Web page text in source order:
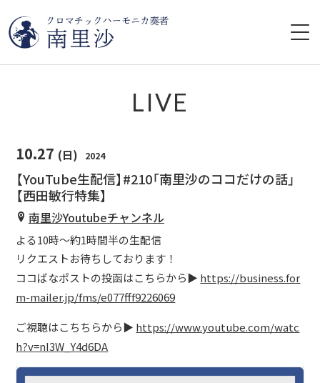
レッスン
YouTube
ブログ
お問い合わせ
LIVE
10.27 (日) 2024
【YouTube生配信】#210「南里沙のココだけの話」
【西田敏行特集】
南里沙Youtubeチャンネル
よる10時〜約1時間半の生配信
リクエストお待ちしております！
ココばなポストの投函はこちらから▶︎ https://business.for
m-mailer.jp/fms/e077fff9226069
ご視聴はこちちらから▶︎ https://www.youtube.com/watc
h?v=nI3W_Y4d6DA